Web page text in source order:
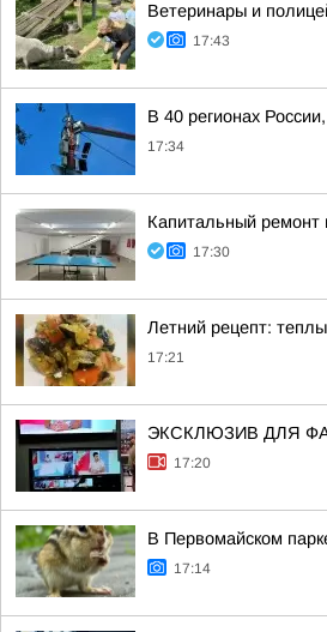
Ветеринары и
17:43
В 40 регионах
17:34
Капитальный
17:30
Летний рецепт:
17:21
ЭКСКЛЮЗИВ ДЛЯ
17:20
В Первомайском
17:14